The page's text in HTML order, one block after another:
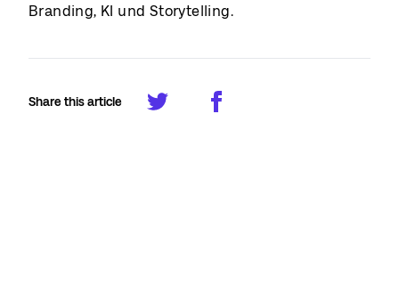
Branding, KI und Storytelling.
Share this article